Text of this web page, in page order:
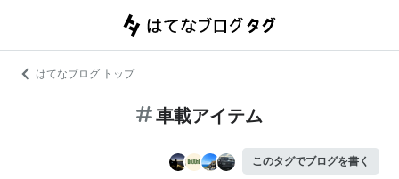
はてなブログ トップ
車載アイテム
このタグでブログを書く